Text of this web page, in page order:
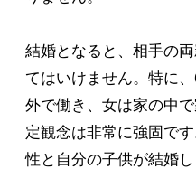
結婚となると、相手の
てはいけません。特に
外で働き、女は家の中
定観念は非常に強固で
性と自分の子供が結婚